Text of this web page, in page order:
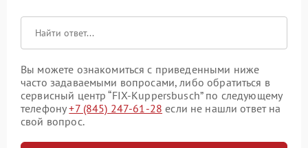
Вы можете ознакомиться с приведенными ниже
часто задаваемыми вопросами, либо обратиться в
сервисный центр “FIX-Kuppersbusch” по следующему
телефону+7 (845) 247-61-28 если не нашли ответ на
свой вопрос.